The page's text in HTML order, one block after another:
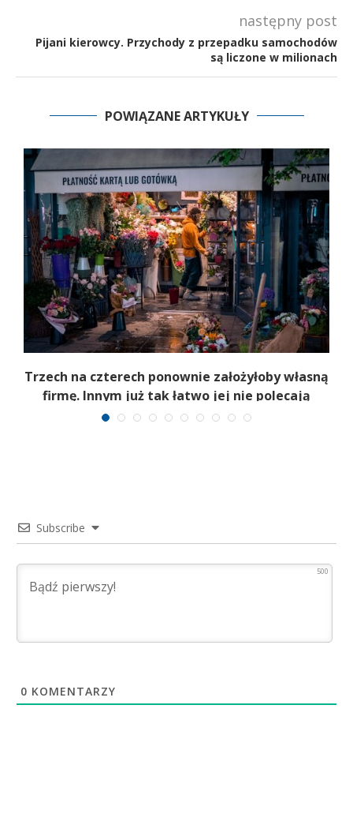
następny post
Pijani kierowcy. Przychody z przepadku samochodów
są liczone w milionach
POWIĄZANE ARTYKUŁY
Trzech na czterech ponownie założyłoby własną
firmę. Innym już tak łatwo jej nie polecają
Subscribe
500
0 KOMENTARZY